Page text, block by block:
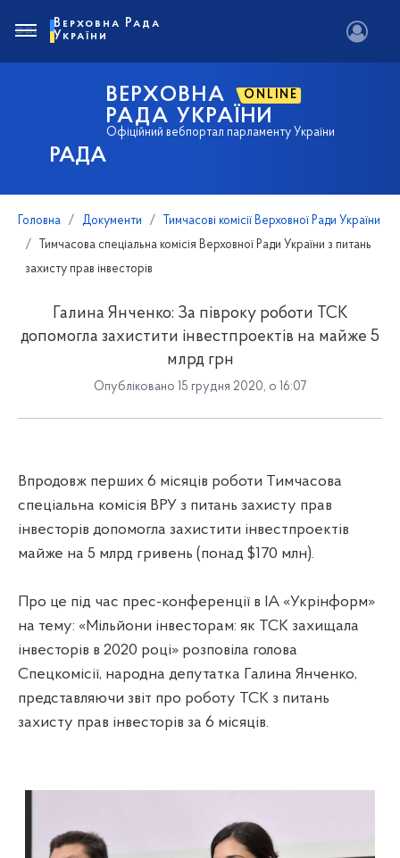
РАДА
ВЕРХОВНА ONLINE
РАДА УКРАЇНИ
Офіційний вебпортал парламенту України
Верховна Рада
України
Головна Документи
Тимчасові комісії Верховної Ради України
Тимчасова спеціальна комісія Верховної Ради України з питань
захисту прав інвесторів
Галина Янченко: За півроку роботи ТСК
допомогла захистити інвестпроектів на майже 5
млрд грн
Опубліковано 15 грудня 2020, о 16:07
Впродовж перших 6 місяців роботи Тимчасова
спеціальна комісія ВРУ з питань захисту прав
інвесторів допомогла захистити інвестпроектів
майже на 5 млрд гривень (понад $170 млн).
Про це під час прес-конференції в ІА «Укрінформ»
на тему: «Мільйони інвесторам: як ТСК захищала
інвесторів в 2020 році» розповіла голова
Спецкомісії, народна депутатка Галина Янченко,
представляючи звіт про роботу ТСК з питань
захисту прав інвесторів за 6 місяців.